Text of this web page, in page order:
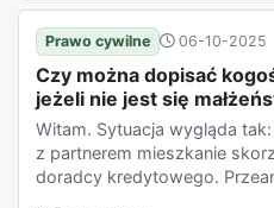
Prawo cywilne 06-10-2025
Czy można dopisać
jeżeli nie jest się
Witam. Sytuacja wygląda
z partnerem mieszkanie
doradcy kredytowego.